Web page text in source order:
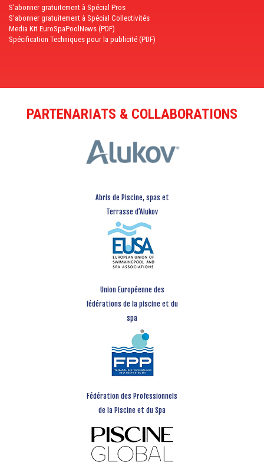
S'abonner gratuitement à Spécial Pros
S'abonner gratuitement à Spécial Collectivités
Media Kit EuroSpaPoolNews (PDF)
Spécification Techniques pour la publicité (PDF)
PARTENARIATS & COLLABORATIONS
Abris de Piscine, spas et
Terrasse d’Alukov
Union Européenne des
fédérations de la piscine et du
spa
Fédération des Professionnels
de la Piscine et du Spa